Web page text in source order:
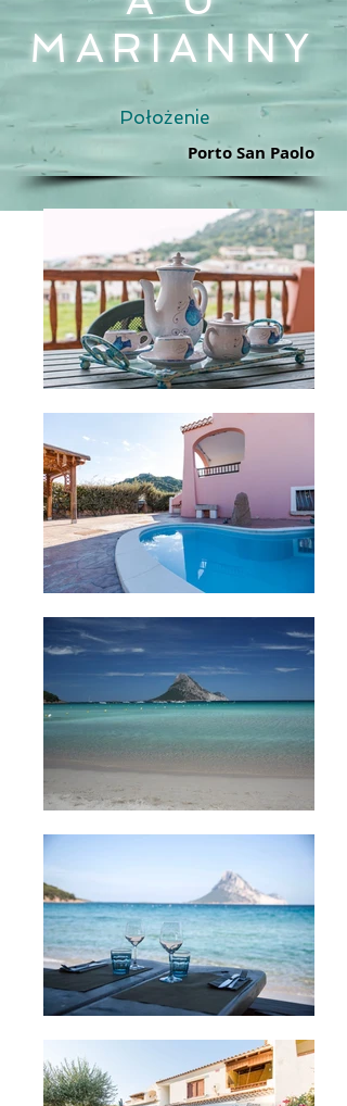
MARIANNY
Położenie
Porto San Paolo